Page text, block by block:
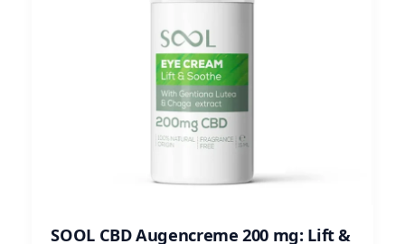
SOOL CBD Augencreme 200 mg: Lift &